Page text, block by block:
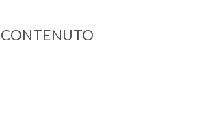
CONTENUTO